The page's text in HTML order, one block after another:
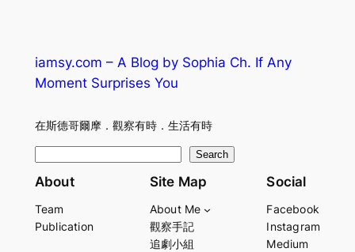
iamsy.com – A Blog by Sophia Ch. If Any
Moment Surprises You
在斯德哥爾摩．觀察有時．生活有時
e
r
Search
About
Team
Publication
Site Map
About Me
觀察手記
追劇小組
Social
Facebook
Instagram
Medium